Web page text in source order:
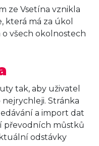
ze Vsetína vznikla
která má za úkol
všech okolnostech
tak, aby uživatel
Stránka
a import dat
převodních můstků
odstávky